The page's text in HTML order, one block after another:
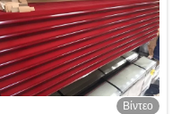
Βίντεο